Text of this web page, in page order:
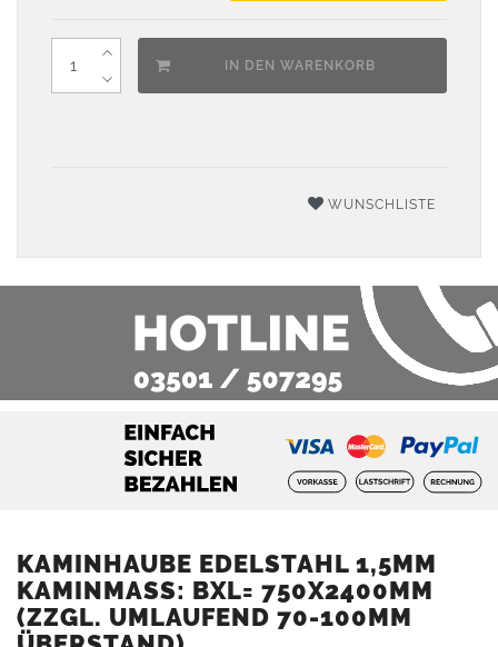
IN DEN WARENKORB
WUNSCHLISTE
KAMINHAUBE EDELSTAHL 1,5MM
KAMINMASS: BXL= 750X2400MM (
ZZGL. UMLAUFEND 70-100MM Ü